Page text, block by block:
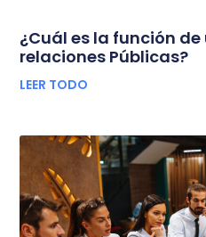
¿Cuál es la función
relaciones Públicas?
LEER TODO